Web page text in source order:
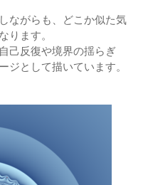
ながらも、どこか似た気
ります。
己反復や境界の揺らぎ
ジとして描いています。